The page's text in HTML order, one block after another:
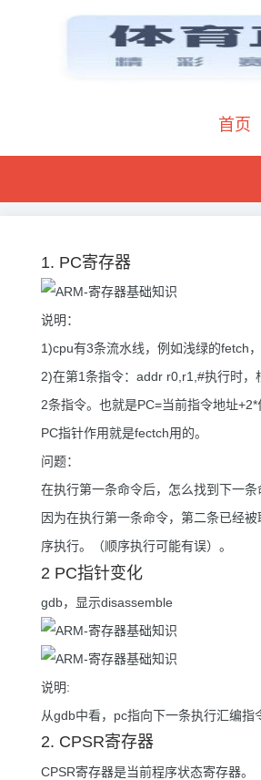
首页
1. PC寄存器
说明：
1)cpu有3条流水线，例如浅绿的fetch
2)在第1条指令：addr r0,r1,#执行时
2条指令。也就是PC=当前指令地址+2*
PC指针作用就是fectch用的。
问题：
在执行第一条命令后，怎么找到下一条
因为在执行第一条命令，第二条已经
序执行。（顺序执行可能有误）。
2 PC指针变化
gdb，显示disassemble
说明:
从gdb中看，pc指向下一条执行汇编指
2. CPSR寄存器
CPSR寄存器是当前程序状态寄存器。